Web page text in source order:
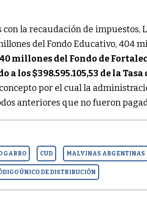
la recaudación de impuestos,
del Fondo Educativo, 404
millones del Fondo de
a los $398.595.105,53 de la Tasa
por el cual la
anteriores que no fueron
GARRO CUD MALVINAS ARGENTINAS
ÚNICO DE DISTRIBUCIÓN